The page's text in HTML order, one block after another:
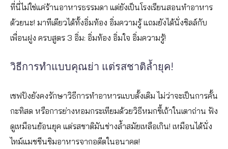
ที่นี่ไม่ใช่แค่ร้านอาหารธรรมดา แต่ยังเป็นโรงเรียนสอนทำอาหาร
ด้วยนะ! มาทีเดียวได้ทั้งอิ่มท้อง อิ่มความรู้ แถมยังได้นั่งชิลล์กับ
เพื่อนฝูง ครบสูตร 3 อิ่ม: อิ่มท้อง อิ่มใจ อิ่มความรู้!
วิธีการทำแบบคุณย่า แต่รสชาติล้ำยุค!
เชฟปังยังคงรักษาวิธีการทำอาหารแบบดั้งเดิม ไม่ว่าจะเป็นการคั้น
กะทิสด หรือการย่างหอมกระเทียมด้วยวิธีหมกขี้เถ้าในเตาถ่าน ฟัง
ดูเหมือนย้อนยุค แต่รสชาติมันช่างล้ำสมัยเหลือเกิน! เหมือนได้นั่ง
ไทม์แมชชีนชิมอาหารจากอดีตในอนาคต!